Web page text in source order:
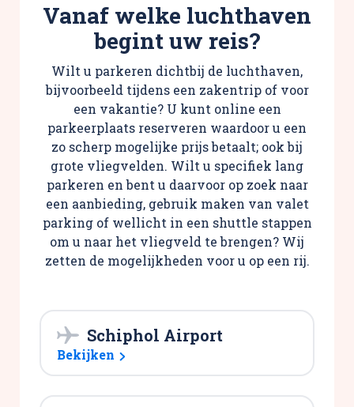
Vanaf welke luchthaven
begint uw reis?
Wilt u parkeren dichtbij de luchthaven,
bijvoorbeeld tijdens een zakentrip of voor
een vakantie? U kunt online een
parkeerplaats reserveren waardoor u een
zo scherp mogelijke prijs betaalt; ook bij
grote vliegvelden. Wilt u specifiek lang
parkeren en bent u daarvoor op zoek naar
een aanbieding, gebruik maken van valet
parking of wellicht in een shuttle stappen
om u naar het vliegveld te brengen? Wij
zetten de mogelijkheden voor u op een rij.
Schiphol Airport
Bekijken